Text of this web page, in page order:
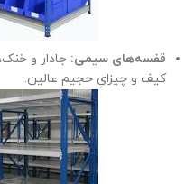
قفسه‌های سیمی: جادار و
کیف و چیزایِ حجیم عالین.